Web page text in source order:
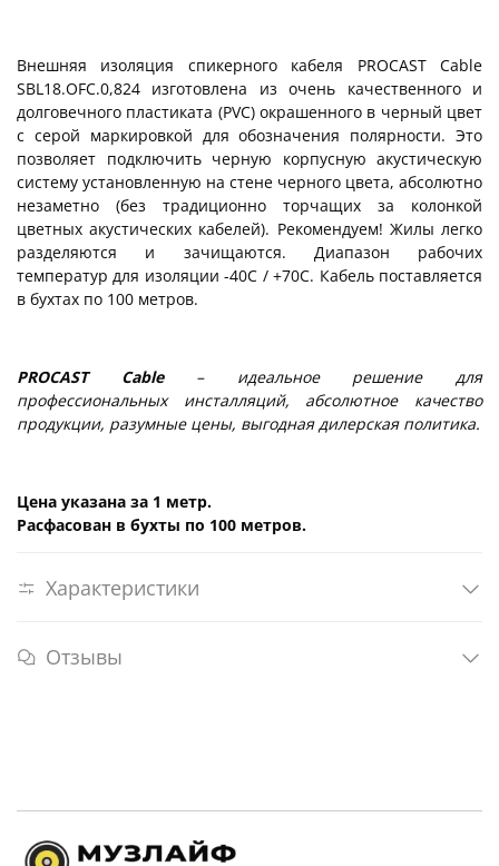
Внешняя изоляция спикерного кабеля PROCAST Cable
SBL18.OFC.0,824 изготовлена из очень качественного и
долговечного пластиката (PVC) окрашенного в черный цвет
с серой маркировкой для обозначения полярности. Это
позволяет подключить черную корпусную акустическую
систему установленную на стене черного цвета, абсолютно
незаметно (без традиционно торчащих за колонкой
цветных акустических кабелей). Рекомендуем! Жилы легко
разделяются и зачищаются. Диапазон рабочих
температур для изоляции -40С / +70С. Кабель поставляется
в бухтах по 100 метров.
PROCAST Cable
– идеальное решение для
профессиональных инсталляций, абсолютное качество
продукции, разумные цены, выгодная дилерская политика.
Цена указана за 1 метр.
Расфасован в бухты по 100 метров.
Характеристики
Отзывы